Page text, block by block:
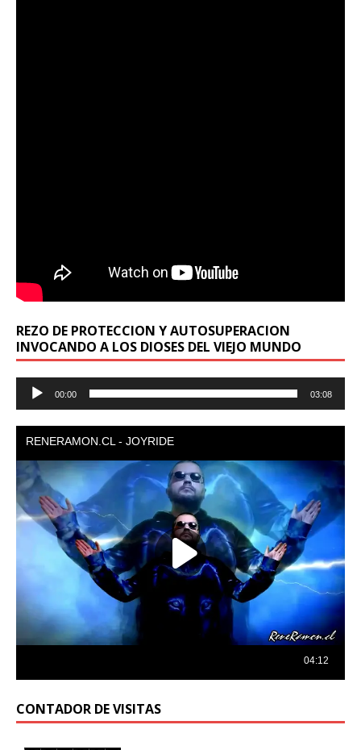
REZO DE PROTECCION Y AUTOSUPERACION
INVOCANDO A LOS DIOSES DEL VIEJO MUNDO
Reproductor
00:00 03:08
CONTADOR DE VISITAS